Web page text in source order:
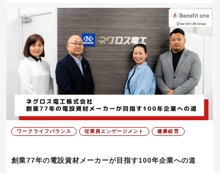
ワークライフバランス 従業員エンゲージメント 健康経営
創業77年の電設資材メーカーが目指す100年企業への道